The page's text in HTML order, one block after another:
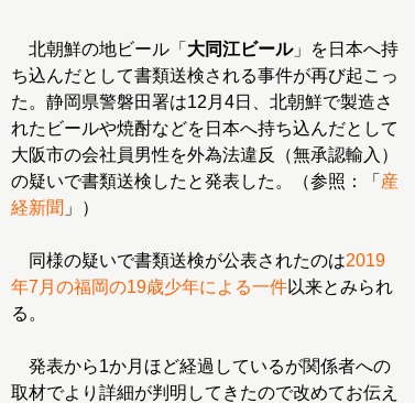
北朝鮮の地ビール「 大同江ビール」を日本へ持
ち込んだとして書類送検される事件が再び起こっ
た。静岡県警磐田署は12月4日、北朝鮮で製造さ
れたビールや焼酎などを日本へ持ち込んだとして
大阪市の会社員男性を外為法違反（無承認輸入）
の疑いで書類送検したと発表した。（参照：「 産
経新聞 」）
同様の疑いで書類送検が公表されたのは2019
年7月の福岡の19歳少年による一件以来とみられ
る。
発表から1か月ほど経過しているが関係者への
取材でより詳細が判明してきたので改めてお伝え